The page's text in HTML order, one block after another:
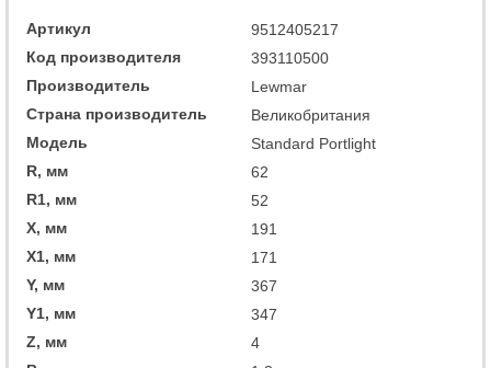
Артикул
9512405217
Код производителя
393110500
Производитель
Lewmar
Страна производитель
Великобритания
Модель
Standard Portlight
R, мм
62
R1, мм
52
X, мм
191
X1, мм
171
Y, мм
367
Y1, мм
347
Z, мм
4